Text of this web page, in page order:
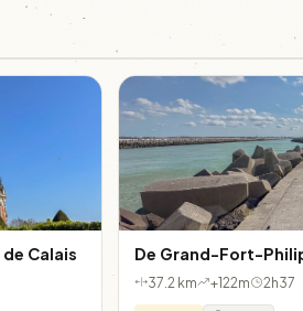
Calais De Grand-Fort-
37.2 km +122m 2h37